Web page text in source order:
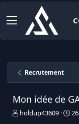
Recrutement
Mon idée de
Iholdup43609
D